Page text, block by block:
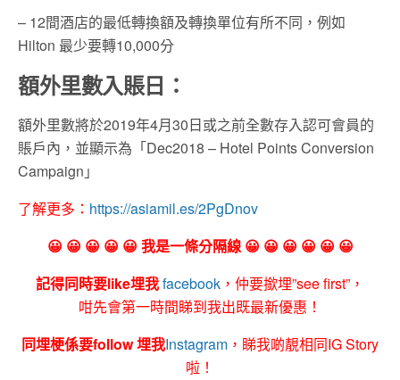
– 12間酒店的最低轉換額及轉換單位有所不同，例如
Hilton 最少要轉10,000分
額外里數入賬日：
額外里數將於2019年4月30日或之前全數存入認可會員的
賬戶內，並顯示為「Dec2018 – Hotel Points Conversion
Campaign」
了解更多： https://asiamil.es/2PgDnov
😀 😀 😀 😀 😀 我是一條分隔線 😀 😀 😀 😀 😀 😀
記得同時要like埋我facebook ，仲要撳埋”see first”，
咁先會第一時間睇到我出既最新優惠！
同埋梗係要follow 埋我Instagram ，睇我啲靚相同IG Story
啦！